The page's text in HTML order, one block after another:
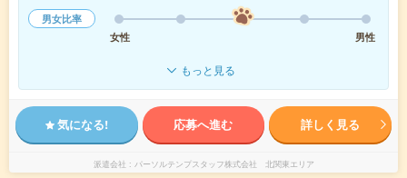
男女比率
女性
男性
もっと見る
気になる! 応募へ進む 詳しく見る
派遣会社 パーソルテンプスタッフ株式会社 北関東エリア